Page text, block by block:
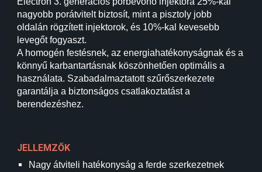
nagyobb porátvitelt biztosít, mint a pisztoly jobb
oldalán rögzített injektorok, és 10%-kal kevesebb
levegőt fogyaszt.
A homogén festésnek, az energiahatékonyságnak és a
könnyű karbantartásnak köszönhetően optimális a
használata. Szabadalmaztatott szűrőszerkezete
garantálja a biztonságos csatlakoztatást a
berendezéshez.
JELLEMZŐK
Nagy átviteli hatékonyság a ferde szerkezetnek